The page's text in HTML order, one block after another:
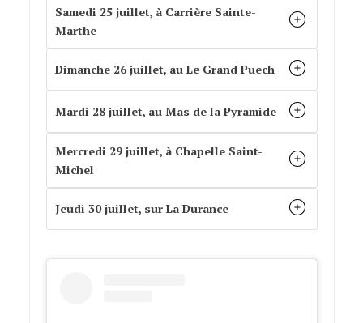
Samedi 25 juillet, à Carrière Sainte-
Marthe
Dimanche 26 juillet, au Le Grand Puech
Mardi 28 juillet, au Mas de la Pyramide
Mercredi 29 juillet, à Chapelle Saint-
Michel
Jeudi 30 juillet, sur La Durance